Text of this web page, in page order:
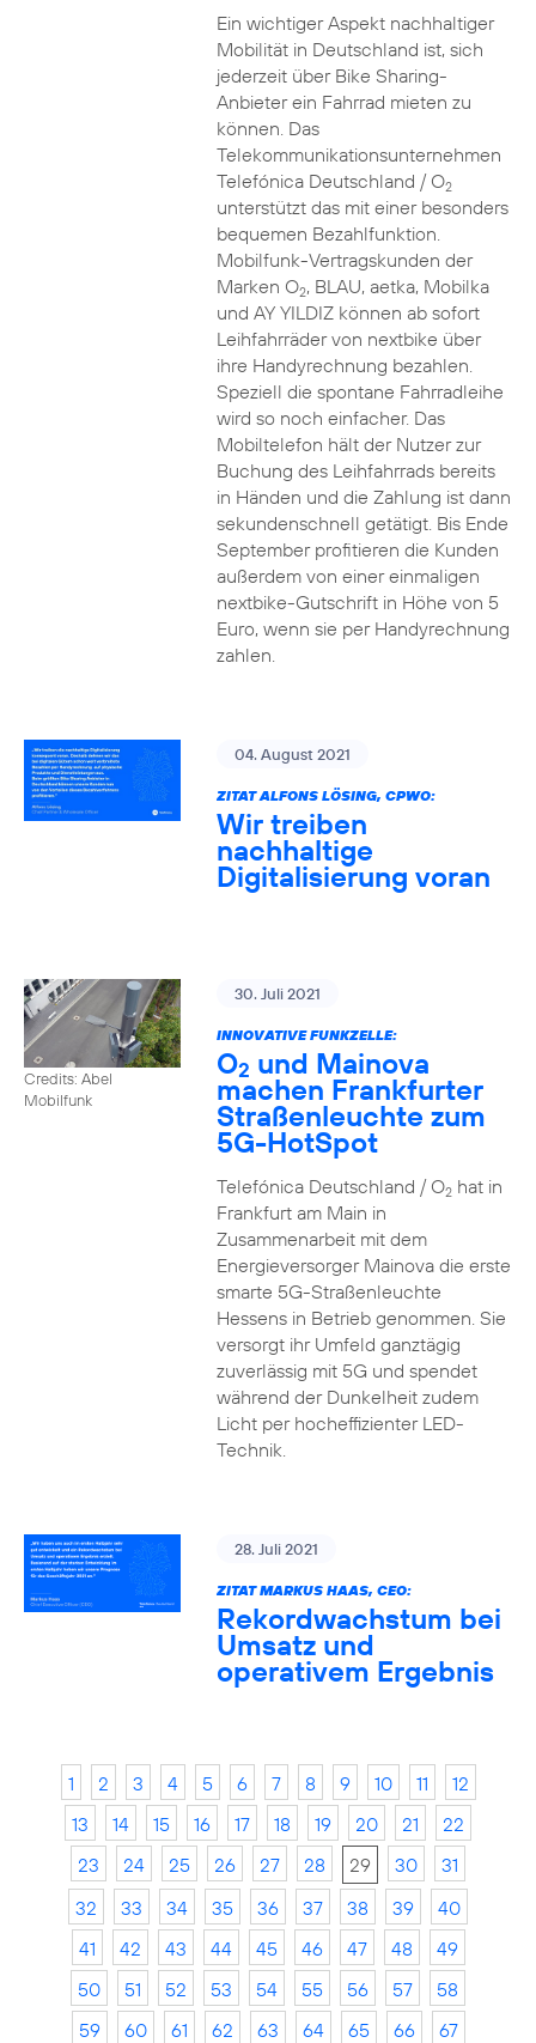
Ein wichtiger Aspekt nachhaltiger
Mobilität in Deutschland ist, sich
jederzeit über Bike Sharing-
Anbieter ein Fahrrad mieten zu
können. Das
Telekommunikationsunternehmen
Telefónica Deutschland / O2
unterstützt das mit einer besonders
bequemen Bezahlfunktion.
Mobilfunk-Vertragskunden der
Marken O2, BLAU, aetka, Mobilka
und AY YILDIZ können ab sofort
Leihfahrräder von nextbike über
ihre Handyrechnung bezahlen.
Speziell die spontane Fahrradleihe
wird so noch einfacher. Das
Mobiltelefon hält der Nutzer zur
Buchung des Leihfahrrads bereits
in Händen und die Zahlung ist dann
sekundenschnell getätigt. Bis Ende
September profitieren die Kunden
außerdem von einer einmaligen
nextbike-Gutschrift in Höhe von 5
Euro, wenn sie per Handyrechnung
zahlen.
04. August 2021
ZITAT ALFONS LÖSING, CPWO:
Wir treiben
nachhaltige
Digitalisierung voran
Credits: Abel
Mobilfunk
30. Juli 2021
INNOVATIVE FUNKZELLE:
O2 und Mainova
machen Frankfurter
Straßenleuchte zum
5G-HotSpot
Telefónica Deutschland / O2hat in
Frankfurt am Main in
Zusammenarbeit mit dem
Energieversorger Mainova die erste
smarte 5G-Straßenleuchte
Hessens in Betrieb genommen. Sie
versorgt ihr Umfeld ganztägig
zuverlässig mit 5G und spendet
während der Dunkelheit zudem
Licht per hocheffizienter LED-
Technik.
28. Juli 2021
ZITAT MARKUS HAAS, CEO:
Rekordwachstum bei
Umsatz und
operativem Ergebnis
1 2 3 4 5 6 7 8 9 10 11
12
13
14 15 16 17 18 19 20 21
22
23
24 25 26 27 28 29 30
31
32
33 34 35 36 37 38 39
40
41
42 43 44 45 46 47 48
49
50
51 52 53 54 55 56 57
58
59
60 61 62 63 64 65 66
67